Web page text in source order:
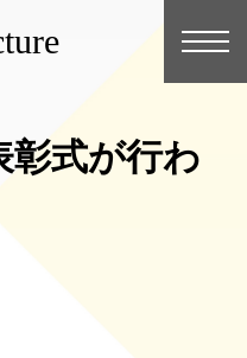
彰式が行わ